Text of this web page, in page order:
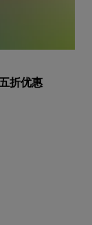
折优惠